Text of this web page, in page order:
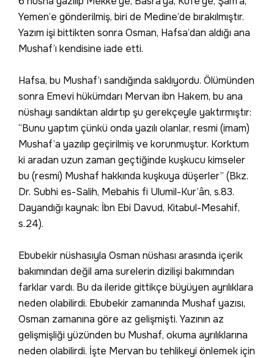
Yemen’e gönderilmiş, biri de Medine’de bırakılmıştır.
Yazım işi bittikten sonra Osman, Hafsa’dan aldığı ana
Mushaf’ı kendisine iade etti.
Hafsa, bu Mushaf’ı sandığında saklıyordu. Ölümünden
sonra Emevi hükümdarı Mervan ibn Hakem, bu ana
nüshayı sandıktan aldırtıp şu gerekçeyle yaktırmıştır:
“Bunu yaptım çünkü onda yazılı olanlar, resmi (imam)
Mushaf’a yazılıp geçirilmiş ve korunmuştur. Korktum
ki aradan uzun zaman geçtiğinde kuşkucu kimseler
bu (resmi) Mushaf hakkında kuşkuya düşerler” (Bkz.
Dr. Subhi es-Salih, Mebahis fi Ulumil-Kur’ân, s.83.
Dayandığı kaynak: İbn Ebi Davud, Kitabul-Mesahif,
s.24).
Ebubekir nüshasıyla Osman nüshası arasında içerik
bakımından değil ama surelerin dizilişi bakımından
farklar vardı. Bu da ileride gittikçe büyüyen ayrılıklara
neden olabilirdi. Ebubekir zamanında Mushaf yazısı,
Osman zamanına göre az gelişmişti. Yazının az
gelişmişliği yüzünden bu Mushaf, okuma ayrılıklarına
neden olabilirdi. İşte Mervan bu tehlikeyi önlemek için